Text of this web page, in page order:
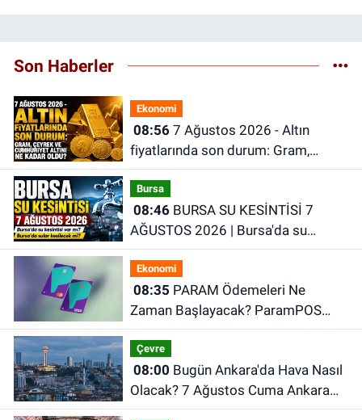
Son Haberler
Ekonomi
08:567 Ağustos 2026 - Altın
fiyatlarında son durum: Gram,
çeyrek ve Cumhuriyet altını ne kadar
oldu?
Bursa
08:46BURSA SU KESİNTİSİ 7
AĞUSTOS 2026 | Bursa'da su
kesintisi var mı? Bursa'da sular
kesilecek mi?
Ekonomi
08:35
Zaman Başlayacak? ParamPOS
Hak Edişleri İçin Ödeme Açıklaması
Çevre
08:00
Olacak? 7 Ağustos Cuma Ankara
Hava Durumu